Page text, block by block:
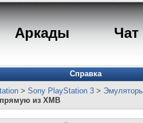
Аркады Чат
Справка
> Sony PlayStation 3 >
из XMB